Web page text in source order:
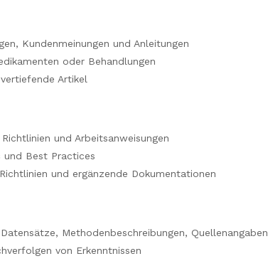
Kundenmeinungen und Anleitungen
oder Behandlungen
Artikel
und Arbeitsanweisungen
und Best Practices
und ergänzende Dokumentationen
Methodenbeschreibungen, Quellenangaben
von Erkenntnissen